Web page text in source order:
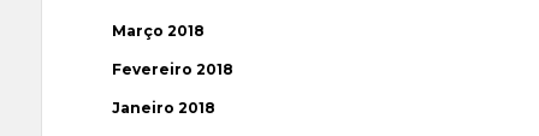
Março 2018
Fevereiro 2018
Janeiro 2018